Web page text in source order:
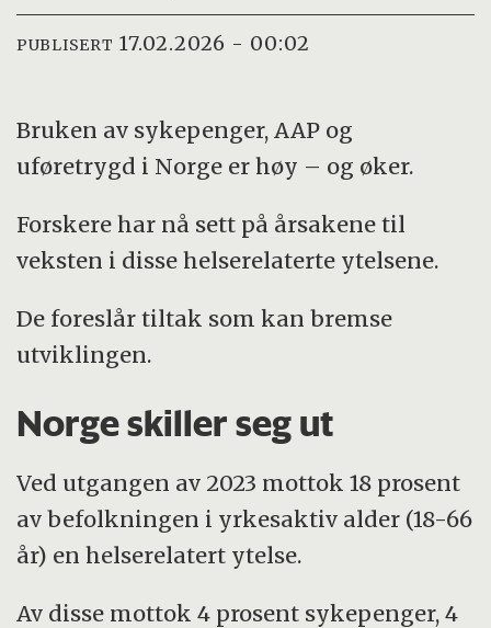
PUBLISERT 17.02.2026 - 00:02
Bruken av sykepenger, AAP og
uføretrygd i Norge er høy – og øker.
Forskere har nå sett på årsakene til
veksten i disse helserelaterte ytelsene.
De foreslår tiltak som kan bremse
utviklingen.
Norge skiller seg ut
Ved utgangen av 2023 mottok 18 prosent
av befolkningen i yrkesaktiv alder (18-66
år) en helserelatert ytelse.
Av disse mottok 4 prosent sykepenger, 4